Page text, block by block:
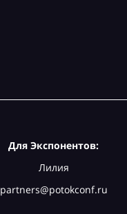
Для Экспонентов:
Лилия
partners@potokconf.ru